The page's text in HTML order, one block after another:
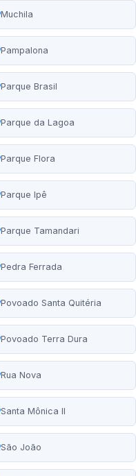
Muchila
Pampalona
Parque Brasil
Parque da Lagoa
Parque Flora
Parque Ipê
Parque Tamandari
Pedra Ferrada
Povoado Santa Quitéria
Povoado Terra Dura
Rua Nova
Santa Mônica II
São João